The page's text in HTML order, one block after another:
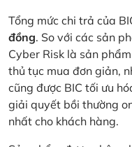
Tổng mức chi trả của
đồng. So với các sản
Cyber Risk là sản
thủ tục mua đơn giản,
cũng được BIC tối ưu
giải quyết bồi thường
nhất cho khách hàng.